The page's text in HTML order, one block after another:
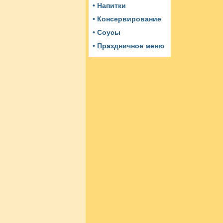
• Напитки
• Консервирование
• Соусы
• Праздничное меню